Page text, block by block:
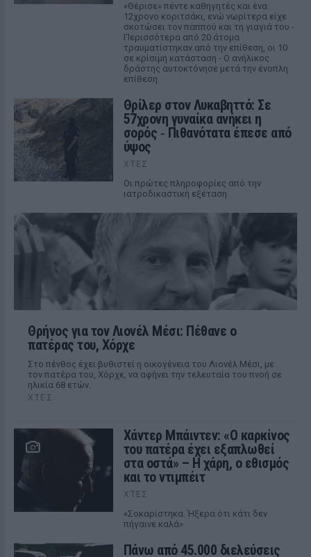
«Θέρισε» πέντε καθηγητές και ένα
12χρονο κοριτσάκι, ενώ νωρίτερα είχε
σκοτώσει τον παππού και τη γιαγιά του -
Περισσότερα από 20 άτομα
τραυματίστηκαν από την επίθεση, οι 10
σε κρίσιμη κατάσταση - Ο ανήλικος
δράστης αυτοκτόνησε μετά την ένοπλη
επίθεση
Θρίλερ στον Λυκαβηττό: Σε
57χρονη γυναίκα ανήκει η
σορός ‑ Πιθανότατα έπεσε από
ύψος
ΧΤΕΣ
Οι πρώτες πληροφορίες από την
ιατροδικαστική εξέταση
Θρήνος για τον Λιονέλ Μέσι: Πέθανε ο
πατέρας του, Χόρχε
Στο πένθος έχει βυθιστεί η οικογένεια του Λιονέλ Μέσι, με
τον πατέρα του, Χόρχε, να αφήνει την τελευταία του πνοή σε
ηλικία 68 ετών.
ΧΤΕΣ
Χάντερ Μπάιντεν: «Ο καρκίνος
του πατέρα έχει εξαπλωθεί
στα οστά» – Η χάρη, ο εθισμός
και το ντιμπέιτ
ΧΤΕΣ
«Σοκαρίστηκα. Ήξερα ότι κάτι δεν
πήγαινε καλά»
Πάνω από 45.000 διελεύσεις